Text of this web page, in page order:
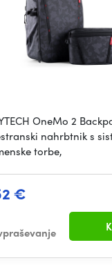
OneMo 2
nahrbtnik s
torbe,
€